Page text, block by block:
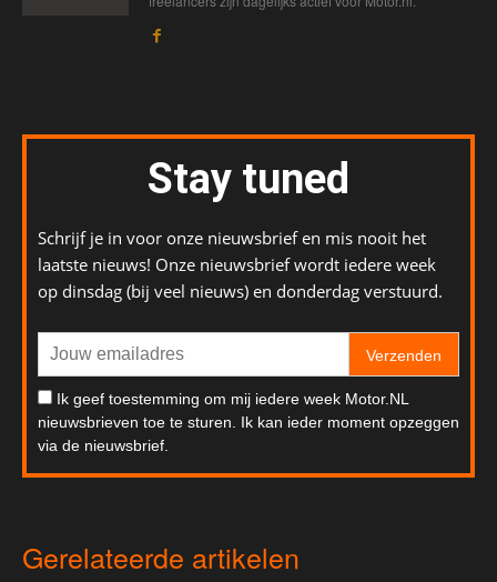
Stay tuned
Schrijf je in voor onze nieuwsbrief en mis nooit het
laatste nieuws! Onze nieuwsbrief wordt iedere week
op dinsdag (bij veel nieuws) en donderdag verstuurd.
Verzenden
Ik geef toestemming om mij iedere week Motor.NL
nieuwsbrieven toe te sturen. Ik kan ieder moment opzeggen
via de nieuwsbrief.
Gerelateerde artikelen